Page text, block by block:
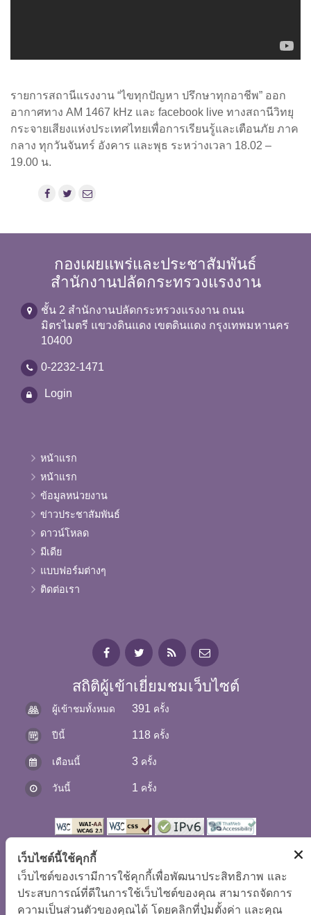
รายการสถานีแรงงาน “ไขทุกปัญหา ปรึกษาทุกอาชีพ” ออก
อากาศทาง AM 1467 kHz และ facebook live ทางสถานีวิทยุ
กระจายเสียงแห่งประเทศไทยเพื่อการเรียนรู้และเตือนภัย ภาค
กลาง ทุกวันจันทร์ อังคาร และพุธ ระหว่างเวลา 18.02 –
19.00 น.
กองเผยแพร่และประชาสัมพันธ์
สำนักงานปลัดกระทรวงแรงงาน
ชั้น 2 สำนักงานปลัดกระทรวงแรงงาน ถนน
มิตรไมตรี แขวงดินแดง เขตดินแดง กรุงเทพมหานคร
10400
0-2232-1471
Login
หน้าแรก
หน้าแรก
ข้อมูลหน่วยงาน
ข่าวประชาสัมพันธ์
ดาวน์โหลด
มีเดีย
แบบฟอร์มต่างๆ
ติดต่อเรา
สถิติผู้เข้าเยี่ยมชมเว็บไซต์
ผู้เข้าชมทั้งหมด 391 ครั้ง
ปีนี้ 118 ครั้ง
เดือนนี้ 3 ครั้ง
วันนี้ 1 ครั้ง
แผนผังเว็บไซต์| นโยบายเว็บไซต์| การปฏิเสธความรับผิด
เว็บไซต์นี้ใช้คุกกี้
เว็บไซต์ของเรามีการใช้คุกกี้เพื่อพัฒนาประสิทธิภาพ และ
ประสบการณ์ที่ดีในการใช้เว็บไซต์ของคุณ สามารถจัดการ
ความเป็นส่วนตัวของคุณได้ โดยคลิกที่ปุ่มตั้งค่า และคุณ